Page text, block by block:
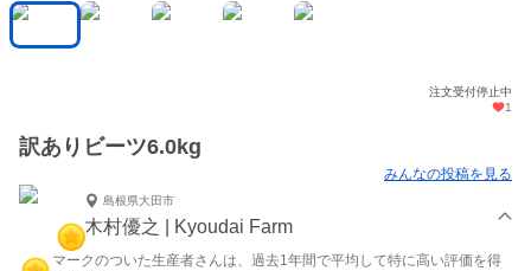
注文受付停止中
1
訳ありビーツ6.0kg
みんなの投稿を見る
島根県大田市
木村優之 | Kyoudai Farm
マークのついた生産者さんは、過去1年間で平均して特に高い評価を得